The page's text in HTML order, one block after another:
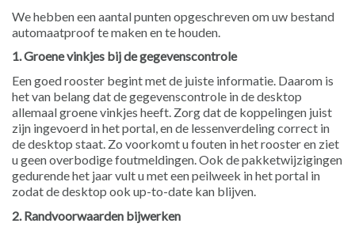
We hebben een aantal punten opgeschreven om uw bestand
automaatproof te maken en te houden.
1. Groene vinkjes bij de gegevenscontrole
Een goed rooster begint met de juiste informatie. Daarom is
het van belang dat de gegevenscontrole in de desktop
allemaal groene vinkjes heeft. Zorg dat de koppelingen juist
zijn ingevoerd in het portal, en de lessenverdeling correct in
de desktop staat. Zo voorkomt u fouten in het rooster en ziet
u geen overbodige foutmeldingen. Ook de pakketwijzigingen
gedurende het jaar vult u met een peilweek in het portal in
zodat de desktop ook up-to-date kan blijven.
2. Randvoorwaarden bijwerken